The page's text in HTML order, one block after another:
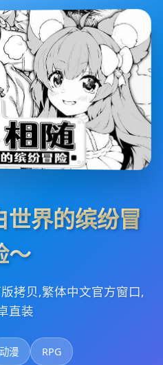
世界的缤纷冒
～
拷贝,繁体中文官方窗口,
直装
动漫 RPG